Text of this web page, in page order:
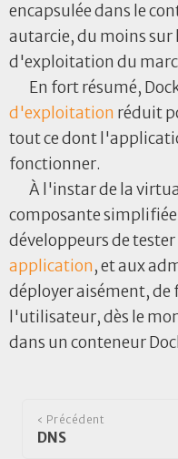
encapsulée dans le
autarcie, du moins sur
d'exploitation du
En fort résumé,
d'exploitation réduit
tout ce dont
fonctionner.
À l'instar de la
composante
développeurs de
application, et aux
déployer aisément,
l'utilisateur, dès le
dans un conteneur
‹ Précédent
DNS